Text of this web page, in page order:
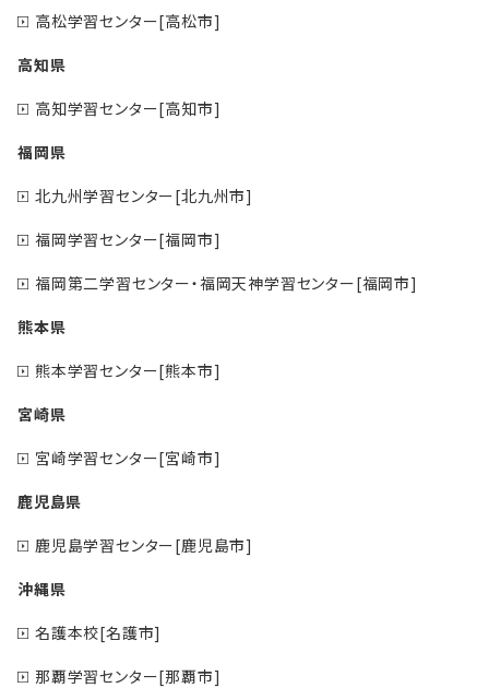
高松学習センター[高松市]
高知県
高知学習センター[高知市]
福岡県
北九州学習センター[北九州市]
福岡学習センター[福岡市]
福岡第二学習センター・福岡天神学習センター[福岡市]
熊本県
熊本学習センター[熊本市]
宮崎県
宮崎学習センター[宮崎市]
鹿児島県
鹿児島学習センター[鹿児島市]
沖縄県
名護本校[名護市]
那覇学習センター[那覇市]